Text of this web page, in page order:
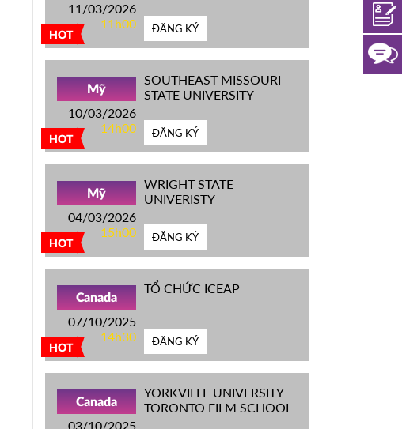
HOT
11/03/2026
11h00
ĐĂNG KÝ
HOT
Mỹ
10/03/2026
14h00
SOUTHEAST MISSOURI
STATE UNIVERSITY
ĐĂNG KÝ
HOT
Mỹ
04/03/2026
15h00
WRIGHT STATE
UNIVERISTY
ĐĂNG KÝ
HOT
Canada
07/10/2025
14h30
TỔ CHỨC ICEAP
ĐĂNG KÝ
Canada
03/10/2025
YORKVILLE UNIVERSITY
TORONTO FILM SCHOOL